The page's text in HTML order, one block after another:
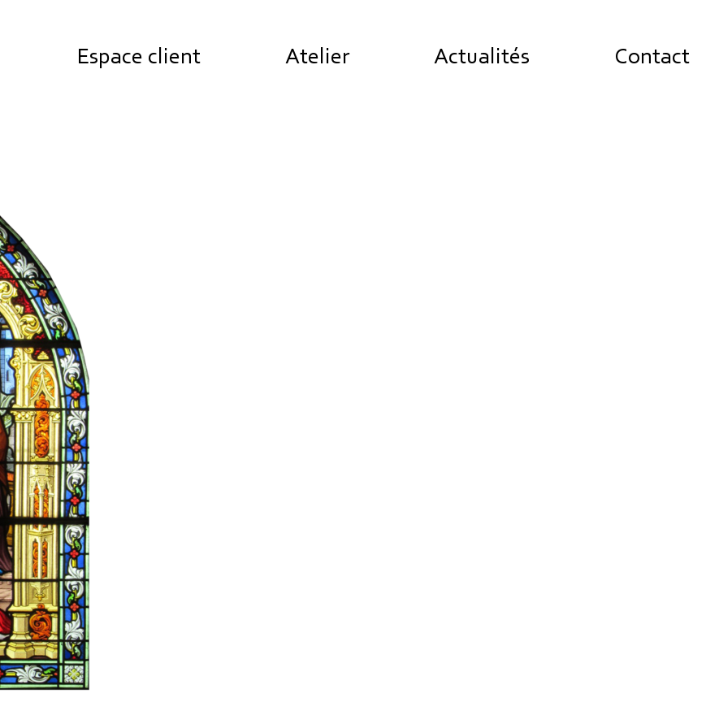
Espace client Atelier Actualités Contact